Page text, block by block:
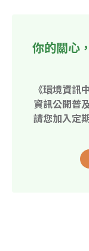
你的關心
《環境資訊
資訊公開普
請您加入定